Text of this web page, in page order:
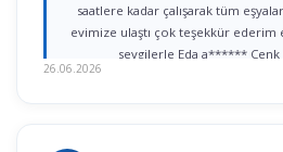
saatlere kadar çalışarak tüm
evimize ulaştı çok teşekkür ederim
sevgilerle Eda a******
26.06.2026